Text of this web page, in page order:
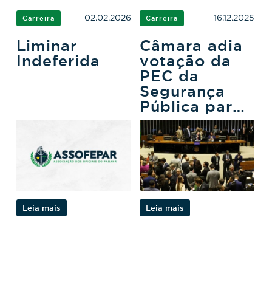
Carreira 02.02.2026
Liminar
Indeferida
Leia mais
Carreira 16.12.2025
Câmara adia
votação da
PEC da
Segurança
Pública para
ano que vem
Leia mais